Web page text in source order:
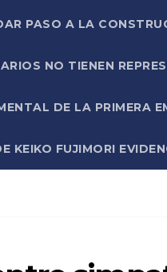
PASO A LA
NO TIENEN
DE LA PRIMERA
KEIKO FUJIMORI